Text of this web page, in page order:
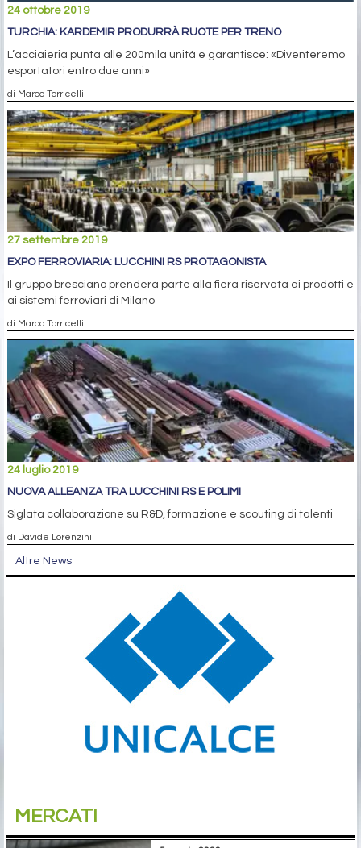
24 ottobre 2019
TURCHIA: KARDEMIR PRODURRÀ RUOTE PER TRENO
L’acciaieria punta alle 200mila unità e garantisce: «Diventeremo
esportatori entro due anni»
di Marco Torricelli
27 settembre 2019
EXPO FERROVIARIA: LUCCHINI RS PROTAGONISTA
Il gruppo bresciano prenderà parte alla fiera riservata ai prodotti e
ai sistemi ferroviari di Milano
di Marco Torricelli
24 luglio 2019
NUOVA ALLEANZA TRA LUCCHINI RS E POLIMI
Siglata collaborazione su R&D, formazione e scouting di talenti
di Davide Lorenzini
Altre News
MERCATI